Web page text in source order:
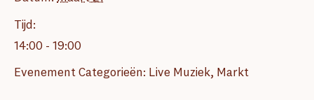
Tijd:
14:00 - 19:00
Evenement Categorieën: Live Muziek, Markt